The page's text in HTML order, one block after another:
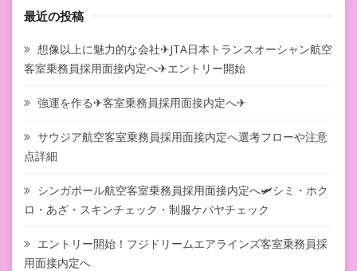
最近の投稿
想像以上に魅力的な会社✈JTA日本トランスオーシャン航空
客室乗務員採用面接内定へ✈エントリー開始
強運を作る✈客室乗務員採用面接内定へ✈
サウジア航空客室乗務員採用面接内定へ選考フローや注意
点詳細
シンガポール航空客室乗務員採用面接内定へ🛩シミ・ホク
ロ・あざ・スキンチェック・制服ケバヤチェック
エントリー開始！フジドリームエアラインズ客室乗務員採
用面接内定へ